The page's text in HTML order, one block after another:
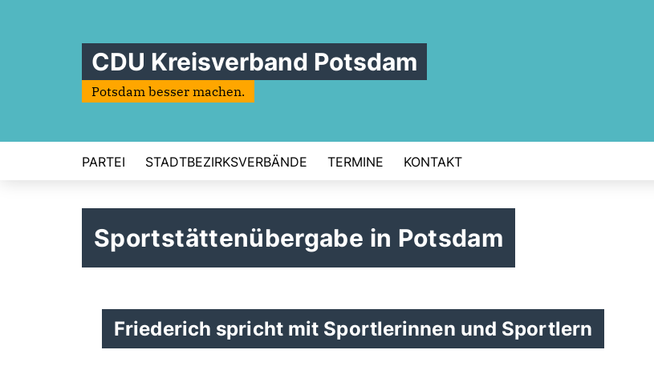
CDU Kreisverband Potsdam
Potsdam besser machen.
PARTEI STADTBEZIRKSVERBÄNDE TERMINE KONTAKT
Sportstättenübergabe in Potsdam
Friederich spricht mit Sportlerinnen und Sportlern